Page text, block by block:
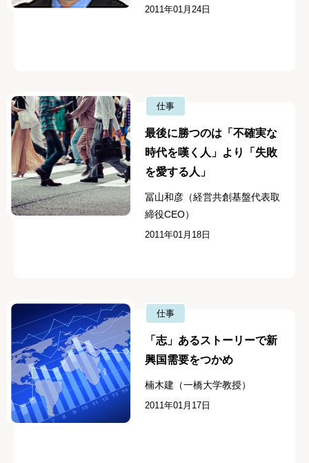
2011年01月24日
仕事
最後に勝つのは「不確実な
時代を嘆く人」より「失敗
を愛する人」
冨山和彦（経営共創基盤代表取
締役CEO）
2011年01月18日
仕事
「志」あるストーリーで新
興国需要をつかめ
楠木建（一橋大学教授）
2011年01月17日